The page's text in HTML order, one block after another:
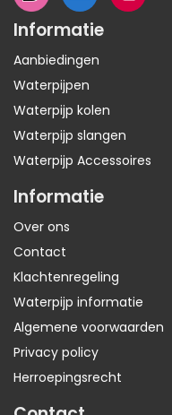
Informatie
Aanbiedingen
Waterpijpen
Waterpijp kolen
Waterpijp slangen
Waterpijp Accessoires
Informatie
Over ons
Contact
Klachtenregeling
Waterpijp informatie
Algemene voorwaarden
Privacy policy
Herroepingsrecht